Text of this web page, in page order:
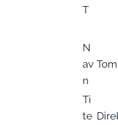
T
N
av
n
Ti
te